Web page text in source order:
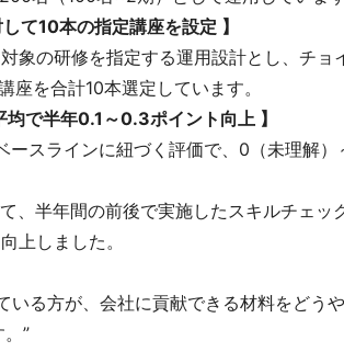
て10本の指定講座を設定 】
象の研修を指定する運用設計とし、チョ
座を合計10本選定しています。
均で半年0.1～0.3ポイント向上 】
ースラインに紐づく評価で、0（未理解
、半年間の前後で実施したスキルチェ
上しました。
いる方が、会社に貢献できる材料をどう
”